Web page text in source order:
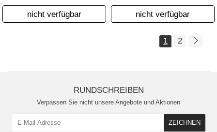
nicht verfügbar nicht verfügbar
1 2
RUNDSCHREIBEN
Verpassen Sie nicht unsere Angebote und Aktionen